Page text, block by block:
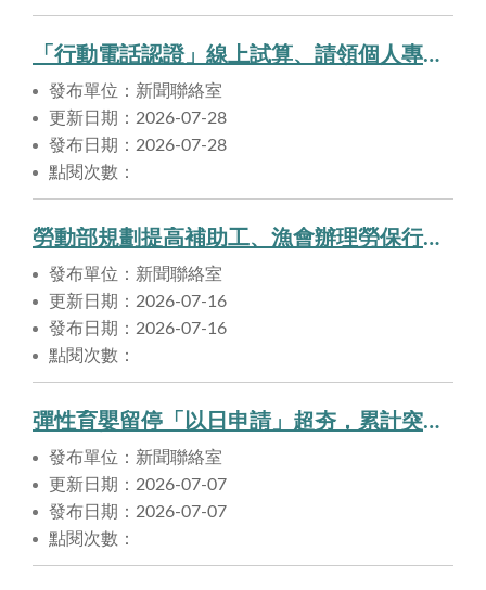
「行動電話認證」線上試算、請領個人專戶退休金，方便又迅速
發布單位：新聞聯絡室
更新日期：2026-07-28
發布日期：2026-07-28
點閱次數：
勞動部規劃提高補助工、漁會辦理勞保行政事務費用
發布單位：新聞聯絡室
更新日期：2026-07-16
發布日期：2026-07-16
點閱次數：
彈性育嬰留停「以日申請」超夯，累計突破3萬筆！6月以日育嬰留停男性申辦比重再超越女性，神隊友持續動起來！
發布單位：新聞聯絡室
更新日期：2026-07-07
發布日期：2026-07-07
點閱次數：